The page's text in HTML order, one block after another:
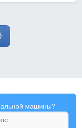
машины?